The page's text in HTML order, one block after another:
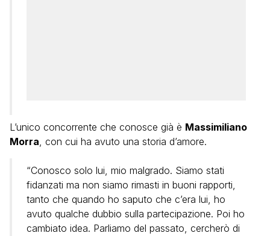
L’unico concorrente che conosce già è Massimiliano
Morra, con cui ha avuto una storia d’amore.
“Conosco solo lui, mio malgrado. Siamo stati
fidanzati ma non siamo rimasti in buoni rapporti,
tanto che quando ho saputo che c’era lui, ho
avuto qualche dubbio sulla partecipazione. Poi ho
cambiato idea. Parliamo del passato, cercherò di